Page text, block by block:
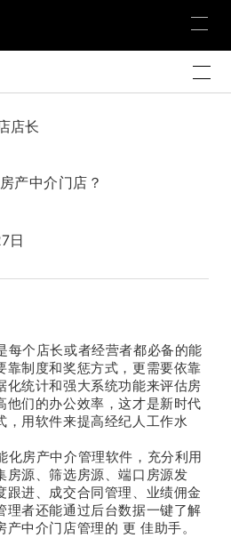
店长
产中介门店？
日
个店长或者经营者都必备的能
靠制度和奖惩方式，更需要依靠
化统计和强大系统功能来评估房
他们的办公效率，这才是新时代
，用软件来提高经纪人工作水
房产中介管理软件，充分利用
房源、筛选房源、端口房源发
跟进、成交合同管理、业绩佣金
理者还能通过后台数据一键了解
中介门店管理的 更 佳助手。